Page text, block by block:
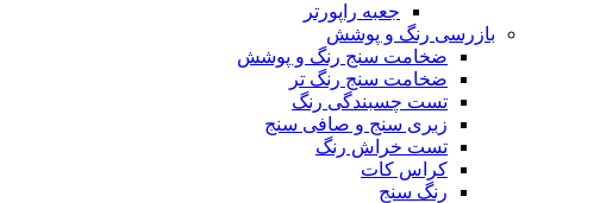
جعبه راپورتر
بازرسی رنگ و پوشش
ضخامت سنج رنگ و پوشش
ضخامت سنج رنگ تر
تست چسبندگی رنگ
زبری سنج و صافی سنج
تست خراش رنگ
کراس کات
رنگ سنج